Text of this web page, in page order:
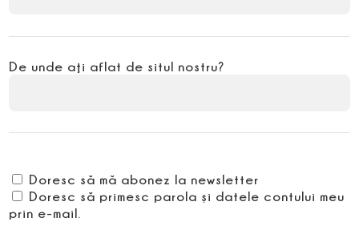
De unde aţi aflat de situl nostru?
Doresc să mă abonez la newsletter
Doresc să primesc parola și datele contului meu
prin e-mail.